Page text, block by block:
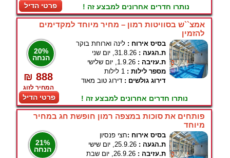
פרטי הדיל נותרו חדרים אחרונים למבצע זה !
אמצ``ש בסוויטות רמון – מחיר מיוחד למקדימים
להזמין
20%
הנחה
₪ 888
המחיר לזוג
פרטי הדיל
בסיס אירוח : לינה וארוחת בוקר
ת.הגעה : 31.8.26, יום שני
ת.עזיבה : 1.9.26, יום שלישי
מספר לילות : 1 לילות
דירוג גולשים : דירוג טוב מאוד
נותרו חדרים אחרונים למבצע זה !
פותחים את סוכות במצפה רמון חופשת חג במחיר
מיוחד
21%
הנחה
בסיס אירוח :חצי פנסיון
ת.הגעה : 25.9.26, יום שישי
ת.עזיבה : 26.9.26, יום שבת